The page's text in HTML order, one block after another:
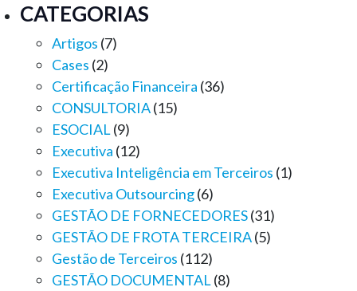
CATEGORIAS
Artigos (7)
Cases (2)
Certificação Financeira (36)
CONSULTORIA(15)
ESOCIAL(9)
Executiva (12)
Executiva Inteligência em Terceiros (1)
Executiva Outsourcing(6)
GESTÃO DE FORNECEDORES(31)
GESTÃO DE FROTA TERCEIRA(5)
Gestão de Terceiros (112)
GESTÃO DOCUMENTAL(8)